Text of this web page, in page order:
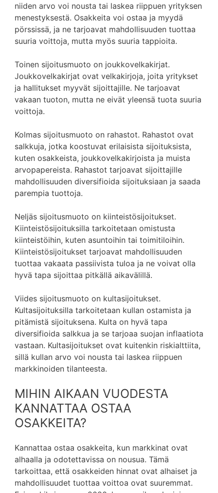
niiden arvo voi nousta tai laskea riippuen yrityksen
menestyksestä. Osakkeita voi ostaa ja myydä
pörssissä, ja ne tarjoavat mahdollisuuden tuottaa
suuria voittoja, mutta myös suuria tappioita.
Toinen sijoitusmuoto on joukkovelkakirjat.
Joukkovelkakirjat ovat velkakirjoja, joita yritykset
ja hallitukset myyvät sijoittajille. Ne tarjoavat
vakaan tuoton, mutta ne eivät yleensä tuota suuria
voittoja.
Kolmas sijoitusmuoto on rahastot. Rahastot ovat
salkkuja, jotka koostuvat erilaisista sijoituksista,
kuten osakkeista, joukkovelkakirjoista ja muista
arvopapereista. Rahastot tarjoavat sijoittajille
mahdollisuuden diversifioida sijoituksiaan ja saada
parempia tuottoja.
Neljäs sijoitusmuoto on kiinteistösijoitukset.
Kiinteistösijoituksilla tarkoitetaan omistusta
kiinteistöihin, kuten asuntoihin tai toimitiloihin.
Kiinteistösijoitukset tarjoavat mahdollisuuden
tuottaa vakaata passiivista tuloa ja ne voivat olla
hyvä tapa sijoittaa pitkällä aikavälillä.
Viides sijoitusmuoto on kultasijoitukset.
Kultasijoituksilla tarkoitetaan kullan ostamista ja
pitämistä sijoituksena. Kulta on hyvä tapa
diversifioida salkkua ja se tarjoaa suojan inflaatiota
vastaan. Kultasijoitukset ovat kuitenkin riskialttiita,
sillä kullan arvo voi nousta tai laskea riippuen
markkinoiden tilanteesta.
MIHIN AIKAAN VUODESTA
KANNATTAA OSTAA
OSAKKEITA?
Kannattaa ostaa osakkeita, kun markkinat ovat
alhaalla ja odotettavissa on nousua. Tämä
tarkoittaa, että osakkeiden hinnat ovat alhaiset ja
mahdollisuudet tuottaa voittoa ovat suuremmat.